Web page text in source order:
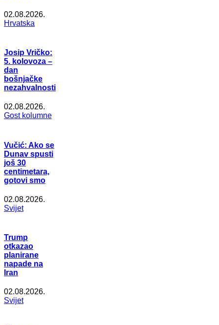
02.08.2026.
Hrvatska
Josip Vričko:
5. kolovoza –
dan
bošnjačke
nezahvalnosti
02.08.2026.
Gost kolumne
Vučić: Ako se
Dunav spusti
još 30
centimetara,
gotovi smo
02.08.2026.
Svijet
Trump
otkazao
planirane
napade na
Iran
02.08.2026.
Svijet